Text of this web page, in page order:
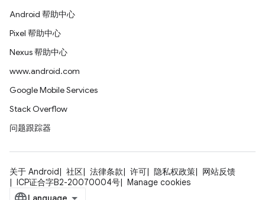
Android 帮助中心
Pixel 帮助中心
Nexus 帮助中心
www.android.com
Google Mobile Services
Stack Overflow
问题跟踪器
关于 Android 社区 法律条款 许可 隐私权政策
网站反馈
ICP证合字B2-20070004号
Manage cookies